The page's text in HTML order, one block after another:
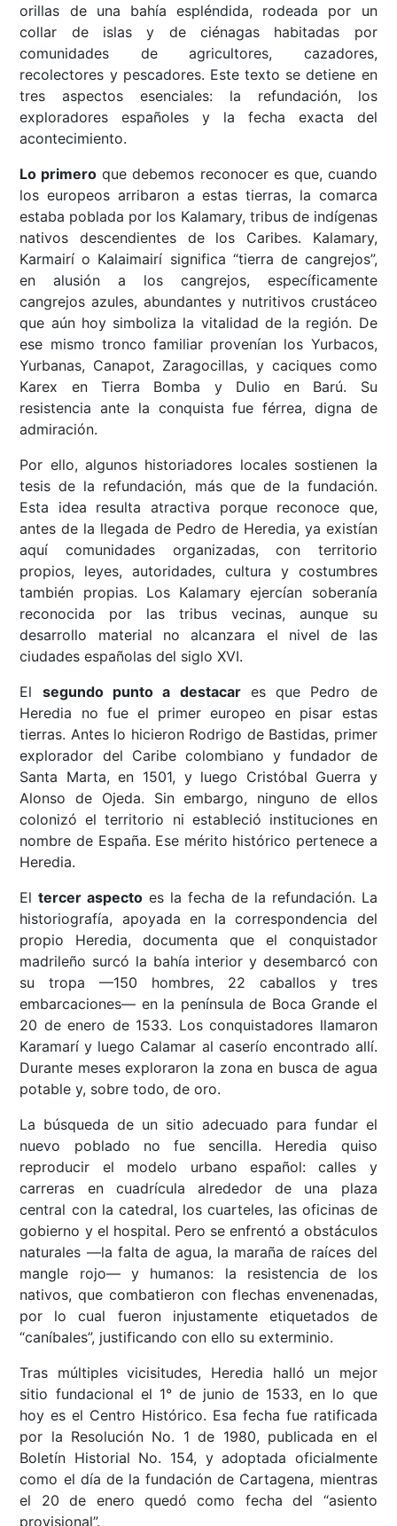
orillas de una bahía espléndida, rodeada por un
collar de islas y de ciénagas habitadas por
comunidades de agricultores, cazadores,
recolectores y pescadores. Este texto se detiene en
tres aspectos esenciales: la refundación, los
exploradores españoles y la fecha exacta del
acontecimiento.
Lo primero que debemos reconocer es que, cuando
los europeos arribaron a estas tierras, la comarca
estaba poblada por los Kalamary, tribus de indígenas
nativos descendientes de los Caribes. Kalamary,
Karmairí o Kalaimairí significa “tierra de cangrejos”,
en alusión a los cangrejos, específicamente
cangrejos azules, abundantes y nutritivos crustáceo
que aún hoy simboliza la vitalidad de la región. De
ese mismo tronco familiar provenían los Yurbacos,
Yurbanas, Canapot, Zaragocillas, y caciques como
Karex en Tierra Bomba y Dulio en Barú. Su
resistencia ante la conquista fue férrea, digna de
admiración.
Por ello, algunos historiadores locales sostienen la
tesis de la refundación, más que de la fundación.
Esta idea resulta atractiva porque reconoce que,
antes de la llegada de Pedro de Heredia, ya existían
aquí comunidades organizadas, con territorio
propios, leyes, autoridades, cultura y costumbres
también propias. Los Kalamary ejercían soberanía
reconocida por las tribus vecinas, aunque su
desarrollo material no alcanzara el nivel de las
ciudades españolas del siglo XVI.
El segundo punto a destacares que Pedro de
Heredia no fue el primer europeo en pisar estas
tierras. Antes lo hicieron Rodrigo de Bastidas, primer
explorador del Caribe colombiano y fundador de
Santa Marta, en 1501, y luego Cristóbal Guerra y
Alonso de Ojeda. Sin embargo, ninguno de ellos
colonizó el territorio ni estableció instituciones en
nombre de España. Ese mérito histórico pertenece a
Heredia.
Eltercer aspecto es la fecha de la refundación. La
historiografía, apoyada en la correspondencia del
propio Heredia, documenta que el conquistador
madrileño surcó la bahía interior y desembarcó con
su tropa —150 hombres, 22 caballos y tres
embarcaciones— en la península de Boca Grande el
20 de enero de 1533. Los conquistadores llamaron
Karamarí y luego Calamar al caserío encontrado allí.
Durante meses exploraron la zona en busca de agua
potable y, sobre todo, de oro.
La búsqueda de un sitio adecuado para fundar el
nuevo poblado no fue sencilla. Heredia quiso
reproducir el modelo urbano español: calles y
carreras en cuadrícula alrededor de una plaza
central con la catedral, los cuarteles, las oficinas de
gobierno y el hospital. Pero se enfrentó a obstáculos
naturales —la falta de agua, la maraña de raíces del
mangle rojo— y humanos: la resistencia de los
nativos, que combatieron con flechas envenenadas,
por lo cual fueron injustamente etiquetados de
“caníbales”, justificando con ello su exterminio.
Tras múltiples vicisitudes, Heredia halló un mejor
sitio fundacional el 1° de junio de 1533, en lo que
hoy es el Centro Histórico. Esa fecha fue ratificada
por la Resolución No. 1 de 1980, publicada en el
Boletín Historial No. 154, y adoptada oficialmente
como el día de la fundación de Cartagena, mientras
el 20 de enero quedó como fecha del “asiento
provisional”.